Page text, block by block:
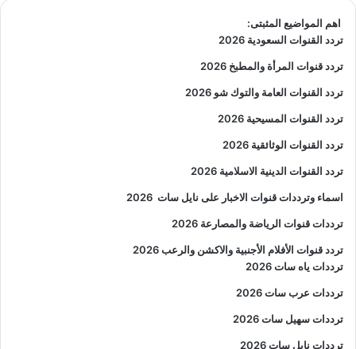
اهم المواضيع المثبتى:
تردد القنوات السعودية 2026
تردد قنوات المرأة والمطبخ 2026
تردد القنوات العامة والتوك شو 2026
تردد القنوات المسيحية 2026
تردد القنوات الوثائقية 2026
تردد القنوات الدينية الاسلامية 2026
اسماء وترددات قنوات الاخبار على نايل سات 2026
ترددات قنوات الرياضة والمصارعة 2026
تردد قنوات الأفلام الأجنبية والاكشن والرعب2026
ترددات ياه سات 2026
ترددات عرب سات 2026
ترددات سهيل سات 2026
ترددات نايل سات 2026